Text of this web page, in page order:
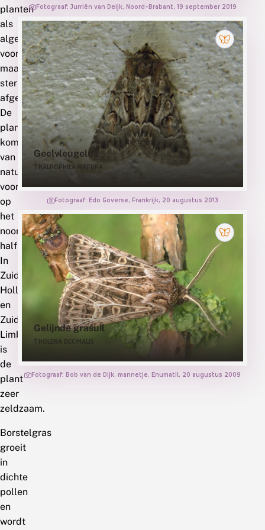
planten
als
algemeen
voorkomend
maar
sterk
afgenomen.
De
plant
komt
van
nature
voor
op
het
noordelijk
halfrond.
In
Zuid-
Holland
en
Zuid-
Limburg
is
de
plant
zeer
zeldzaam.
Borstelgras
groeit
in
dichte
pollen
en
wordt
Fotograaf: Jurriën van Deijk, Noord-Brabant, 19 september 2019
Geelvleugeluil
THALPOPHILA MATURA
Fotograaf: Edo Goverse, Frankrijk, 20 augustus 2013
Gelijnde grasuil
THOLERA DECIMALIS
Fotograaf: Bob van de Dijk, mannetje, Enumatil, 20 augustus 2009